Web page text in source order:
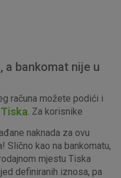
a bankomat nije u
računa možete podići i
. Za korisnike
naknada za ovu
Slično kao na bankomatu,
mjestu Tiska
definiranih iznosa, pa
internetske stranice i
koje uključuju zahtjev
Svoj preglednik
stranice neće raditi. Ti
koje bi vas mogle